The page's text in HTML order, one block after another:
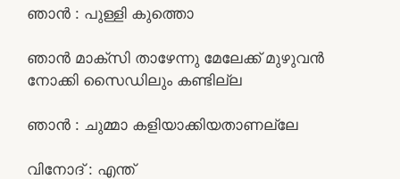
ഞാൻ : പുള്ളി കുത്തൊ
ഞാൻ മാക്സി താഴേന്നു മേലേക്ക് മുഴുവൻ
നോക്കി സൈഡിലും കണ്ടില്ല
ഞാൻ : ചുമ്മാ കളിയാക്കിയതാണല്ലേ
വിനോദ് : എന്ത്